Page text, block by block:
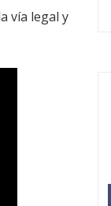
vía legal y